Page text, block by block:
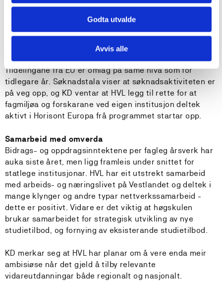
Godta utvalde
Avvis alle
og to nye program godkjende. Å sikre god
gjennomstrøyming på ph.d.- programma vil vere
avgjerande for universitetsambisjonen.
Tildelingane frå EU er omlag på same nivå som for
tidlegare år. Søknadstala viser at søknadsaktiviteten er
på veg opp, og KD ventar at HVL legg til rette for at
fagmiljøa og forskarane ved eigen institusjon deltek
aktivt i Horisont Europa frå programmet startar opp.
Samarbeid med omverda
Bidrags- og oppdragsinntektene per fagleg årsverk har
auka siste året, men ligg framleis under snittet for
statlege institusjonar. HVL har eit utstrekt samarbeid
med arbeids- og næringslivet på Vestlandet og deltek i
mange klynger og andre typar nettverkssamarbeid -
dette er positivt. Vidare er det viktig at høgskulen
brukar samarbeidet for strategisk utvikling av nye
studietilbod, og fornying av eksisterande studietilbod.
KD merkar seg at HVL har planar om å vere enda meir
ambisiøse når det gjeld å tilby relevante
vidareutdanningar både regionalt og nasjonalt.